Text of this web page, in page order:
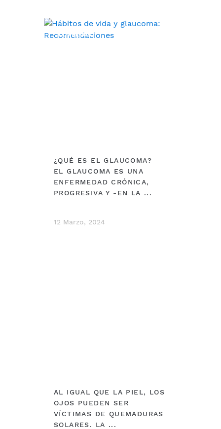
CONSEJOS
¿QUÉ ES EL GLAUCOMA?
EL GLAUCOMA ES UNA
ENFERMEDAD CRÓNICA,
PROGRESIVA Y -EN LA ...
12 Marzo, 2024
AL IGUAL QUE LA PIEL, LOS
OJOS PUEDEN SER
VÍCTIMAS DE QUEMADURAS
SOLARES. LA ...